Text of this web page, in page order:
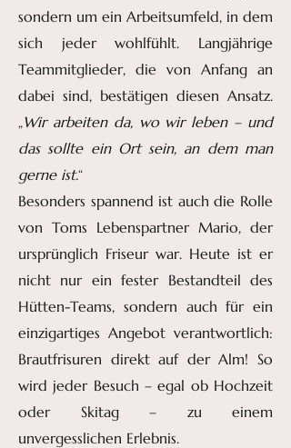
sondern um ein Arbeitsumfeld, in dem
sich jeder wohlfühlt. Langjährige
Teammitglieder, die von Anfang an
dabei sind, bestätigen diesen Ansatz.
„Wir arbeiten da, wo wir leben – und
das sollte ein Ort sein, an dem man
gerne ist.“
Besonders spannend ist auch die Rolle
von Toms Lebenspartner Mario, der
ursprünglich Friseur war. Heute ist er
nicht nur ein fester Bestandteil des
Hütten-Teams, sondern auch für ein
einzigartiges Angebot verantwortlich:
Brautfrisuren direkt auf der Alm! So
wird jeder Besuch – egal ob Hochzeit
oder Skitag – zu einem
unvergesslichen Erlebnis.